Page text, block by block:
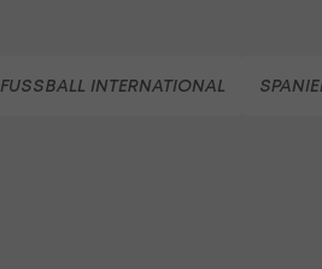
FUSSBALL INTERNATIONAL